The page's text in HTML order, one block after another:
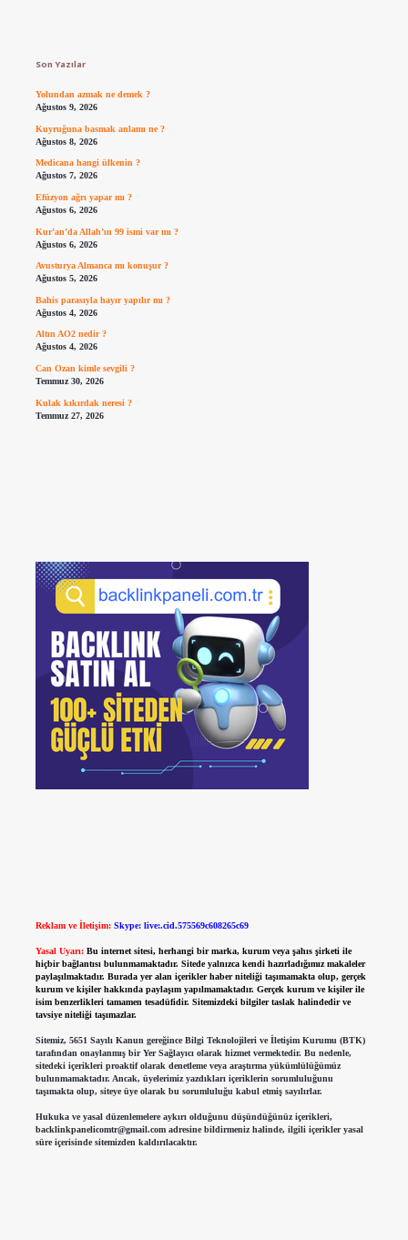
Son Yazılar
Yolundan azmak ne demek ?
Ağustos 9, 2026
Kuyruğuna basmak anlamı ne ?
Ağustos 8, 2026
Medicana hangi ülkenin ?
Ağustos 7, 2026
Efüzyon ağrı yapar mı ?
Ağustos 6, 2026
Kur’an’da Allah’ın 99 ismi var mı ?
Ağustos 6, 2026
Avusturya Almanca mı konuşur ?
Ağustos 5, 2026
Bahis parasıyla hayır yapılır mı ?
Ağustos 4, 2026
Altın AO2 nedir ?
Ağustos 4, 2026
Can Ozan kimle sevgili ?
Temmuz 30, 2026
Kulak kıkırdak neresi ?
Temmuz 27, 2026
Reklam ve İletişim: Skype: live:.cid.575569c608265c69
Yasal Uyarı: Bu internet sitesi, herhangi bir marka, kurum veya şahıs şirketi ile
hiçbir bağlantısı bulunmamaktadır. Sitede yalnızca kendi hazırladığımız makaleler
paylaşılmaktadır. Burada yer alan içerikler haber niteliği taşımamakta olup, gerçek
kurum ve kişiler hakkında paylaşım yapılmamaktadır. Gerçek kurum ve kişiler ile
isim benzerlikleri tamamen tesadüfidir. Sitemizdeki bilgiler taslak halindedir ve
tavsiye niteliği taşımazlar.
Sitemiz, 5651 Sayılı Kanun gereğince Bilgi Teknolojileri ve İletişim Kurumu (BTK)
tarafından onaylanmış bir Yer Sağlayıcı olarak hizmet vermektedir. Bu nedenle,
sitedeki içerikleri proaktif olarak denetleme veya araştırma yükümlülüğümüz
bulunmamaktadır. Ancak, üyelerimiz yazdıkları içeriklerin sorumluluğunu
taşımakta olup, siteye üye olarak bu sorumluluğu kabul etmiş sayılırlar.
Hukuka ve yasal düzenlemelere aykırı olduğunu düşündüğünüz içerikleri,
backlinkpanelicomtr@gmail.comadresine bildirmeniz halinde, ilgili içerikler yasal
süre içerisinde sitemizden kaldırılacaktır.